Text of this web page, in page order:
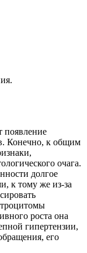
появление
Конечно, к общим
очага.
долгое
к тому же из-за
роста она
гипертензии,
его